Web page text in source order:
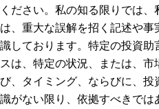
ください。私の知る限りでは
は、重大な誤解を招く記述や
識しております。特定の投資
スは、特定の状況、または、
び、タイミング、ならびに、
識がない限り、依拠すべきでは